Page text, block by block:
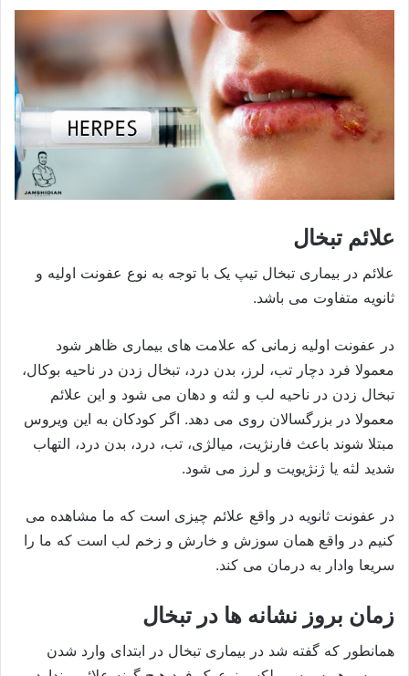
علائم تبخال
علائم در بیماری تبخال تیپ یک با توجه به نوع عفونت اولیه و
ثانویه متفاوت می باشد.
در عفونت اولیه زمانی که علامت های بیماری ظاهر شود
معمولا فرد دچار تب، لرز، بدن درد، تبخال زدن در ناحیه بوکال،
تبخال زدن در ناحیه لب و لثه و دهان می شود و این علائم
معمولا در بزرگسالان روی می دهد. اگر کودکان به این ویروس
مبتلا شوند باعث فارنژیت، میالژی، تب، درد، بدن درد، التهاب
شدید لثه یا ژنژیویت و لرز می شود.
در عفونت ثانویه در واقع علائم چیزی است که ما مشاهده می
کنیم در واقع همان سوزش و خارش و زخم لب است که ما را
سریعا وادار به درمان می کند.
زمان بروز نشانه ها در تبخال
همانطور که گفته شد در بیماری تبخال در ابتدای وارد شدن